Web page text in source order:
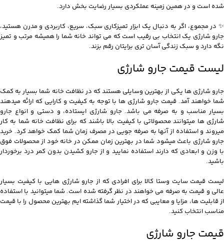
شده است و در همین زمینه عملکردی بسیار رضایت‌ بخش دارد.
✨ در مجموع، اگر به‌ دنبال یک ابزار تمیزکاری سبک، سریع، کاربردی و مدرن هستید،
جارو شارژی یک انتخاب بی‌ رقیب است که می‌ تواند خانه شما را همیشه مرتب و تمیز
نگه دارد و سبک زندگی آسان‌ تری برایتان رقم بزند.
لیست قیمت جارو شارژی
جارو شارژی ها یکی از بهترین وسایلی هستند که در نظافت خانه شما بسیار به کمک
شما خواهند آمد. قیمت جارو شارژی ها با توجه به کیفیت و کارایی که ارائه میدهند
بسیار مناسب و به صرفه می باشد. جارو شارژی ایستاده، و دستی و انواع جارو
شارژی ها میتوانند محصولاتی با کیفیت بالا باشند که برای نظافت خانه شما به کار
میروند و استفاده از آنها به صرفه جویی در مصرف زمان شما کمک خواهد کرد. خرید
جارو شارژی باعث میشود شما در بهترین زمان ممکن در خانه خود از محصولات فوق
با وزن و ابعادی که دارند استفاده نمایید و از جارو کشیدن بدون کمر درد برخوردار
باشید.
لیست قیمت سایت وستا کالا برای افرادی که از جارو شارژی هایی با کیفیت بسیار
عالی و قیمت به صرفه می خواهند در نظر گرفته شده است. شما میتوانید با استفاده
از قابلیت ها، مزایا و معایبی که در اختیار شما گذاشته‌ ایم بهترین محصول را با قیمت
مناسب انتخاب کنید.
قیمت جارو شارژی